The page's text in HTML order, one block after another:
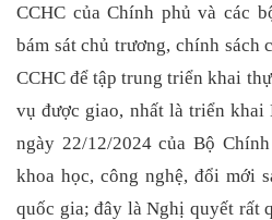
CCHC của Chính phủ và các
bám sát chủ trương, chính sách
CCHC để tập trung triển khai
vụ được giao, nhất là triển
ngày 22/12/2024 của Bộ
khoa học, công nghệ, đổi mới
quốc gia; đây là Nghị quyết rất